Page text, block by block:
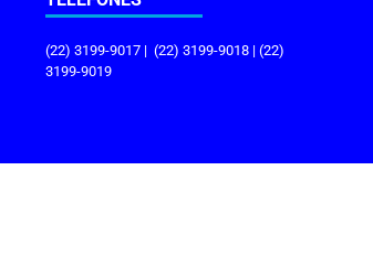
(22) 3199-9017 | (22) 3199-9018 | (22)
3199-9019